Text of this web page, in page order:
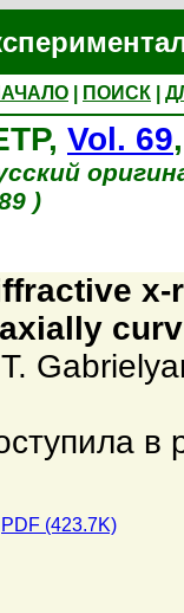
ПОИСК
Vol. 69
)
x-
в
PDF (423.7K)